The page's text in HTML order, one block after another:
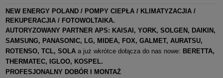
NEW ENERGY POLAND / POMPY CIEPŁA / KLIMATYZACJIA /
REKUPERACJIA / FOTOWOLTAIKA.
AUTORYZOWANY PARTNER APS: KAISAI, YORK, SOLGEN, DAIKIN,
SAMSUNG, PANASONIC, LG, MIDEA, FOX, GALMET, AURATSU,
ROTENSO, TCL, SOLA a już wkrótce dołącza do nas nowe: BERETTA,
THERMATEC, IGLOO, KOSPEL.
PROFESJONALNY DOBÓR I MONTAŻ